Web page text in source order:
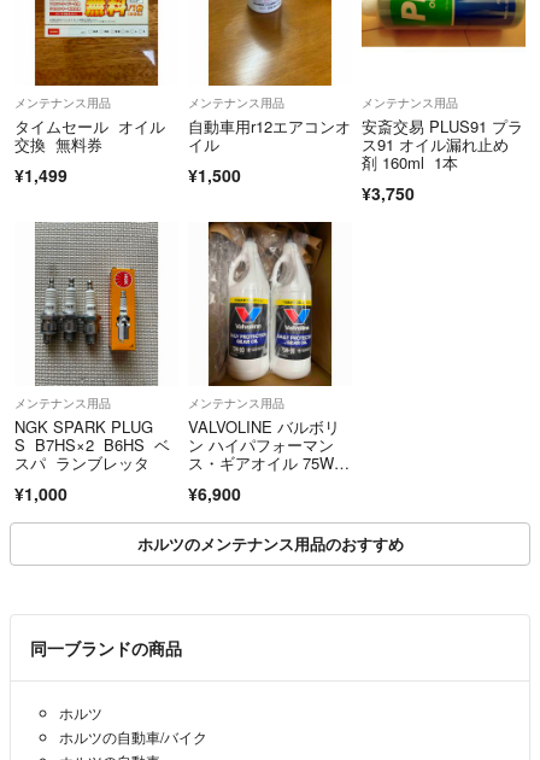
メンテナンス用品
タイムセール オイル
交換 無料券
¥1,499
メンテナンス用品
自動車用r12エアコンオ
イル
¥1,500
メンテナンス用品
安斎交易 PLUS91 プラ
ス91 オイル漏れ止め
剤 160ml 1本
¥3,750
メンテナンス用品
NGK SPARK PLUG
S B7HS×2 B6HS ベ
スパ ランブレッタ
¥1,000
メンテナンス用品
VALVOLINE バルボリ
ン ハイパフォーマン
ス・ギアオイル 75W9
ト
¥6,900
ホルツのメンテナンス用品のおすすめ
同一ブランドの商品
ホルツ
ホルツの自動車/バイク